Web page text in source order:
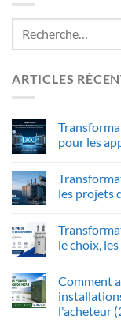
ARTICLES
pour les
les projets
le choix,
Comment
l'acheteur